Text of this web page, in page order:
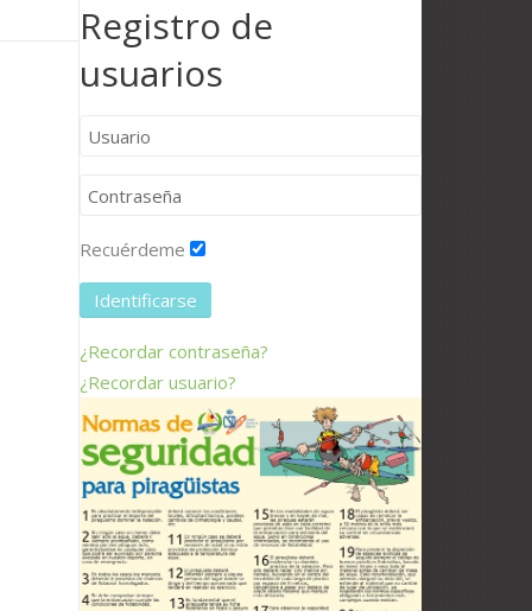
Registro de
usuarios
Recuérdeme
Identificarse
¿Recordar contraseña?
¿Recordar usuario?